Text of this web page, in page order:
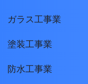
ガラス工事業
塗装工事業
防水工事業